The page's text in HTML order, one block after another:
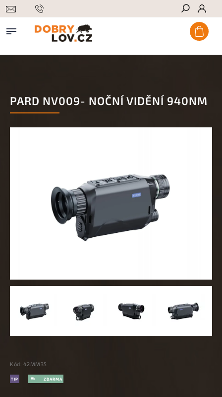
Hledat
PARD NV009- NOČNÍ VIDĚNÍ 940NM
Kód: 42MM35
TIP